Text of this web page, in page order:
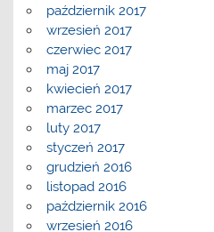
październik 2017
wrzesień 2017
czerwiec 2017
maj 2017
kwiecień 2017
marzec 2017
luty 2017
styczeń 2017
grudzień 2016
listopad 2016
październik 2016
wrzesień 2016